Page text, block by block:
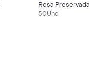
Rosa Preservada
50Und